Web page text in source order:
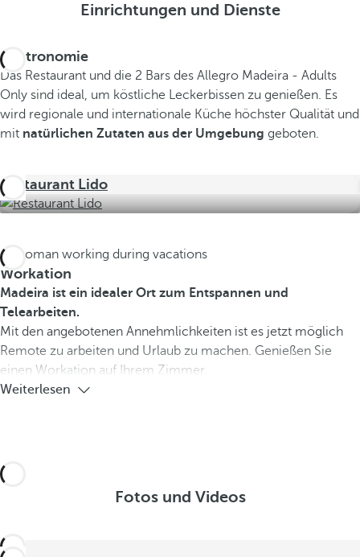
Einrichtungen und Dienste
Gastronomie
Das Restaurant und die 2 Bars des Allegro Madeira - Adults
Only sind ideal, um köstliche Leckerbissen zu genießen. Es
wird regionale und internationale Küche höchster Qualität und
mit natürlichen Zutaten aus der Umgebung geboten.
Restaurant Lido
Workation
Madeira ist ein idealer Ort zum Entspannen und
Telearbeiten.
Mit den angebotenen Annehmlichkeiten ist es jetzt möglich
Remote zu arbeiten und Urlaub zu machen. Genießen Sie
einen Workation auf Ihrem Zimmer.
Weiterlesen
Fotos und Videos